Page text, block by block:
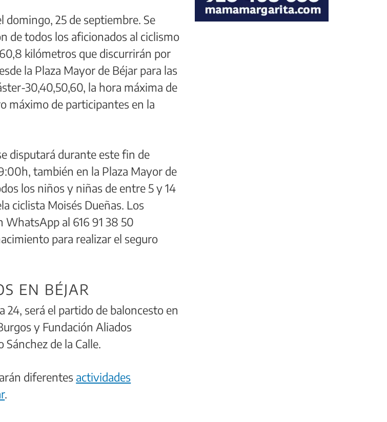
domingo, 25 de septiembre. Se
de todos los aficionados al ciclismo
kilómetros que discurrirán por
la Plaza Mayor de Béjar para las
30,40,50,60, la hora máxima de
máximo de participantes en la
disputará durante este fin de
también en la Plaza Mayor de
los niños y niñas de entre 5 y 14
ciclista Moisés Dueñas. Los
al 616 91 38 50
para realizar el seguro
EN BÉJAR
24, será el partido de baloncesto en
y Fundación Aliados
de la Calle.
diferentes actividades
.